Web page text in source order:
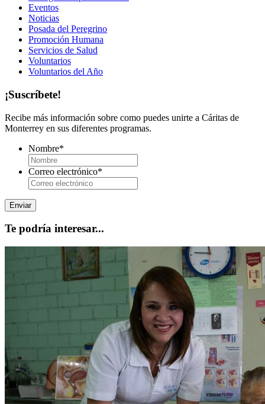
Eventos
Noticias
Posada del Peregrino
Promoción Humana
Servicios de Salud
Voluntarios
Voluntarios del Año
¡Suscríbete!
Recibe más información sobre como puedes unirte a Cáritas de
Monterrey en sus diferentes programas.
Nombre*
Correo electrónico*
Te podría interesar...